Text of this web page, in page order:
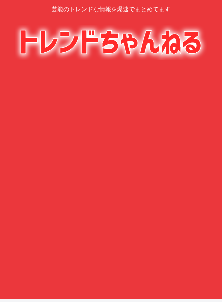
芸能のトレンドな情報を爆速でまとめてます